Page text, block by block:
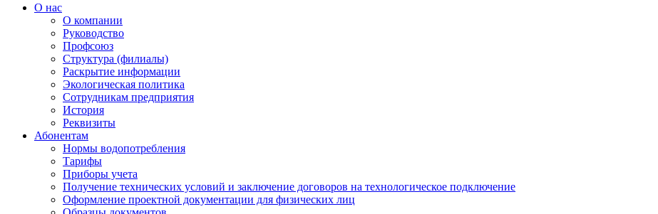
О нас
О компании
Руководство
Профсоюз
Структура (филиалы)
Раскрытие информации
Экологическая политика
Сотрудникам предприятия
История
Реквизиты
Абонентам
Нормы водопотребления
Тарифы
Приборы учета
Получение технических условий и заключение договоров на технологическое подключение
Оформление проектной документации для физических лиц